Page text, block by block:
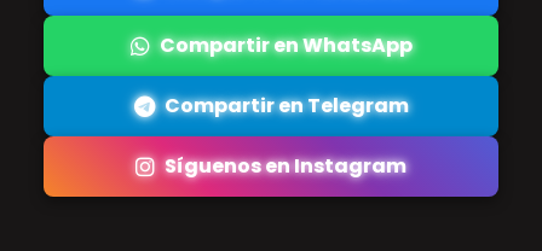
Compartir en WhatsApp
Compartir en Telegram
Síguenos en Instagram